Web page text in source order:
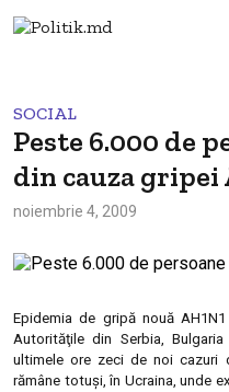
SOCIAL
Peste 6.000 de
din cauza gripei
noiembrie 4, 2009
Epidemia de gripă nouă
Autorităţile din Serbia,
ultimele ore zeci de noi cazuri
rămâne totuși, în Ucraina, unde